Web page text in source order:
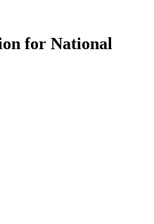
for National